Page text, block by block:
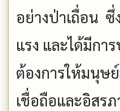
อย่างป่าเถื่อน ซึ่
แรง และได้มีก
ต้องการให้มนุษ
เชื่อถือและอิสร